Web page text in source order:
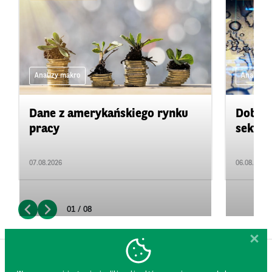
Analizy makro
Dane z amerykańskiego rynku
pracy
07.08.2026
Analizy
06.08.2026
01 / 08